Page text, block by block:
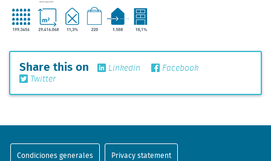
Share this on Linkedin
Facebook
Twitter
Condiciones generales Privacy statement